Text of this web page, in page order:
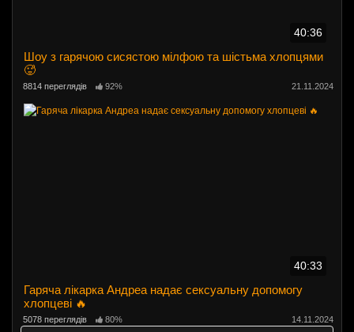
40:36
Шоу з гарячою сисястою мілфою та шістьма хлопцями
🥵
8814 переглядів 92% 21.11.2024
40:33
Гаряча лікарка Андреа надає сексуальну допомогу
хлопцеві 🔥
5078 переглядів 80% 14.11.2024